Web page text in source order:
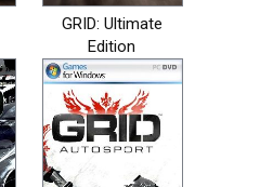
GRID: Ultimate
Edition